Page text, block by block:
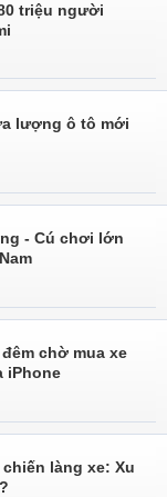
triệu người
lượng ô tô mới
- Cú chơi lớn
chờ mua xe
iPhone
làng xe: Xu